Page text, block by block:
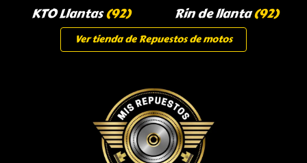
KTO Llantas(92) Rin de llanta(92)
Ver tienda de Repuestos de motos